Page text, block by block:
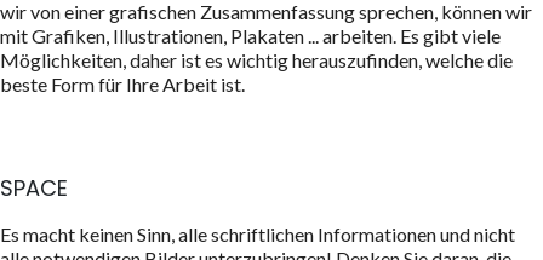
wir von einer grafischen Zusammenfassung sprechen, können wir
mit Grafiken, Illustrationen, Plakaten ... arbeiten. Es gibt viele
Möglichkeiten, daher ist es wichtig herauszufinden, welche die
beste Form für Ihre Arbeit ist.
SPACE
Es macht keinen Sinn, alle schriftlichen Informationen und nicht